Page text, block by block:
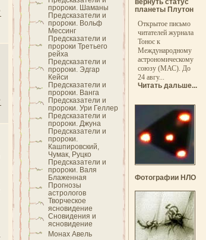
пророки. Шаманы
Предсказатели и
пророки. Вольф
Мессинг
Предсказатели и
пророки Третьего
рейха
Предсказатели и
пророки. Эдгар
Кейси
Предсказатели и
пророки. Ванга
Предсказатели и
пророки. Ури Геллер
Предсказатели и
пророки. Джуна
Предсказатели и
пророки.
Кашпировский,
Чумак, Руцко
Предсказатели и
пророки. Валя
Блаженная
Прогнозы
астрологов
Творческое
ясновидение
Сновидения и
ясновидение
Монах Авель
вернуть статус
планеты Плутон
Открытое письмо
читателей журнала
Тонос к
Международному
астрономическому
союзу (МАС). До
24 авгу...
Читать дальше...
Фотографии НЛО